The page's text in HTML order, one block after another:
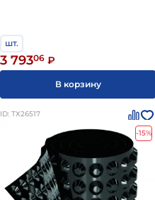
шт.
3 79306 ₽
В корзину
ID: ТХ26517
-15%